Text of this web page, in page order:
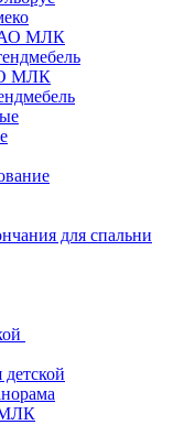
МЛК
МЛК
для спальни